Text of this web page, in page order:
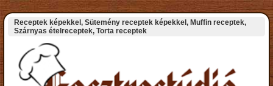
Receptek képekkel, Sütemény receptek képekkel, Muffin receptek,
Szárnyas ételreceptek, Torta receptek